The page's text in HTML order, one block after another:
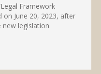
Framework
on June 20, 2023, after
new legislation